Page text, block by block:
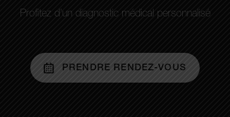
Profitez d’un diagnostic médical personnalisé
PRENDRE RENDEZ-VOUS